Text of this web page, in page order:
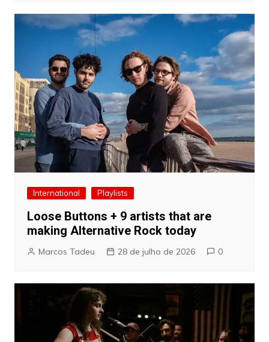
International Playlists
Loose Buttons + 9 artists that are
making Alternative Rock today
Marcos Tadeu 28 de julho de 2026 0